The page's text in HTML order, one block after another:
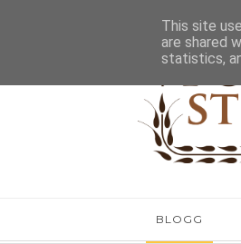
BLOGG
This site
are shared
statistics,